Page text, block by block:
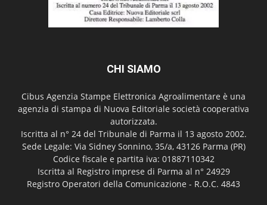
CHI SIAMO
Cibus Agenzia Stampe Elettronica Agroalimentare è una
agenzia di stampa di Nuova Editoriale società cooperativa
autorizzata.
Iscritta al n° 24 del Tribunale di Parma il 13 agosto 2002.
Sede Legale: Via Sidney Sonnino, 35/a, 43126 Parma (PR)
Codice fiscale e partita iva: 01887110342
Iscritta al Registro imprese di Parma al n° 24929
Registro Operatori della Comunicazione - R.O.C. 4843